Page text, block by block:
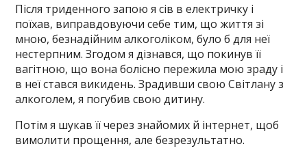
Після триденного запою я сів в електричку і
поїхав, виправдовуючи себе тим, що життя зі
мною, безнадійним алкоголіком, було б для неї
нестерпним. Згодом я дізнався, що покинув її
вагітною, що вона болісно пережила мою зраду і
в неї стався викидень. Зрадивши свою Світлану з
алкоголем, я погубив свою дитину.
Потім я шукав її через знайомих й інтернет, щоб
вимолити прощення, але безрезультатно.